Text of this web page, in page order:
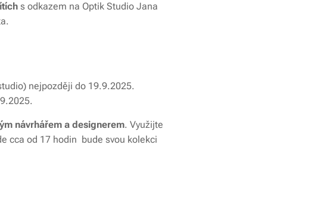
s odkazem na Optik Studio Jana
nejpozději do 19.9.2025.
návrhářem a designerem. Využijte
cca od 17 hodin bude svou kolekci